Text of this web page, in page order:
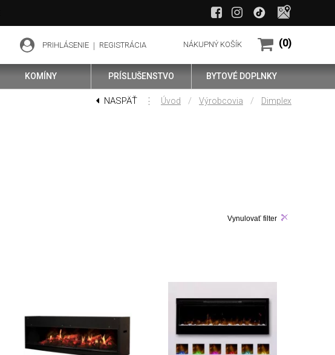
KOMÍNY PRÍSLUŠENSTVO BYTOVÉ DOPLNKY
PRIHLÁSENIE REGISTRÁCIA NÁKUPNÝ KOŠÍK (0)
NASPÄŤ ⋮ Úvod / Výrobcovia / Dimplex
Vynulovať filter